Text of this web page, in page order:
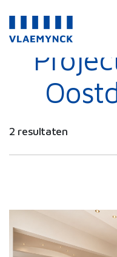
2 resultaten